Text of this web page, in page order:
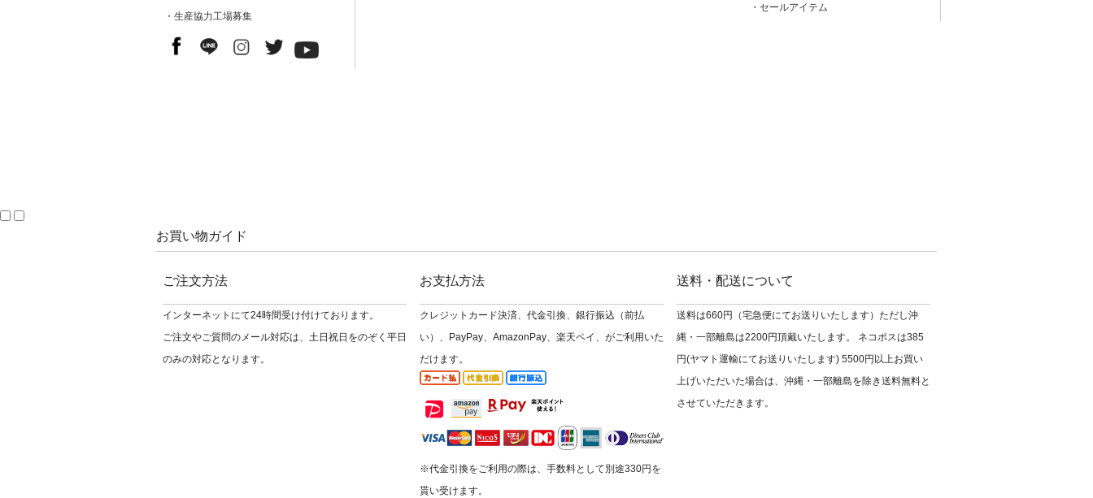
・生産協力工場募集
・セールアイテム
お買い物ガイド
ご注文方法
インターネットにて24時間受け付けております。
ご注文やご質問のメール対応は、土日祝日をのぞく平日
のみの対応となります。
お支払方法
クレジットカード決済、代金引換、銀行振込（前払
い）、PayPay、AmazonPay、楽天ペイ、がご利用いた
だけます。
※代金引換をご利用の際は、手数料として別途330円を
貰い受けます。
送料・配送について
送料は660円（宅急便にてお送りいたします）ただし沖
縄・一部離島は2200円頂戴いたします。 ネコポスは385
円(ヤマト運輸にてお送りいたします) 5500円以上お買い
上げいただいた場合は、沖縄・一部離島を除き送料無料と
させていただきます。